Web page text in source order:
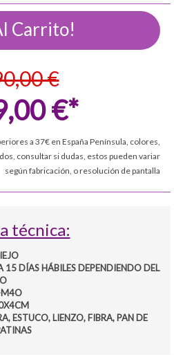
Carrito!
€
€*
a 37€ en España Península, colores,
consultar si dudas, estos pueden variar
según fabricación, o resolución de pantalla
técnica:
15 DÍAS HÁBILES DEPENDIENDO DEL
ESTUCO, LIENZO, FIBRA, PAN DE